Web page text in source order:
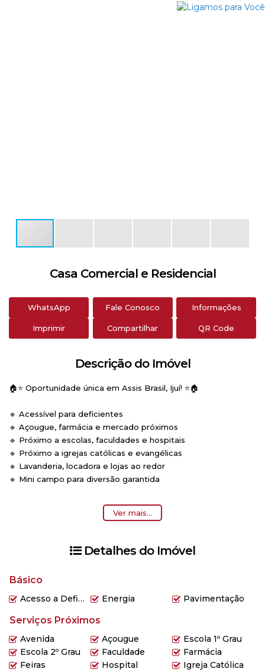
Casa Comercial e Residencial
WhatsApp Fale Conosco Informações
Imprimir Compartilhar QR Code
Descrição do Imóvel
🏠⭐ Oportunidade única em Assis Brasil, Ijuí! ⭐🏠
🔹 Acessível para deficientes
🔹 Açougue, farmácia e mercado próximos
🔹 Próximo a escolas, faculdades e hospitais
🔹 Próximo a igrejas católicas e evangélicas
🔹 Lavanderia, locadora e lojas ao redor
🔹 Mini campo para diversão garantida
📍 Localização privilegiada: Avenida Getúlio Vargas, nº 882, em
frente ao portão do cemitério municipal
💰 Valor de venda: R$ 850.000,00
🏡 Terreno de 600m²
🔑 Não perca essa oportunidade! Agende sua visita e venha
conhecer essa incrível casa comercial e residencial em Assis
#imóveis #casa #venda #AssisBrasil #Ijuí #RS #oportunidade
#propriedade #áreaexterna #escola #mercado #igreja
#comércio #residencial #comercial
Ver mais...
Detalhes do Imóvel
Básico
Acesso a Deficientes Energia Pavimentação
Serviços Próximos
Avenida Açougue
Escola 1º Grau
Escola 2º Grau
Faculdade
Farmácia
Feiras
Hospital
Igreja Católica